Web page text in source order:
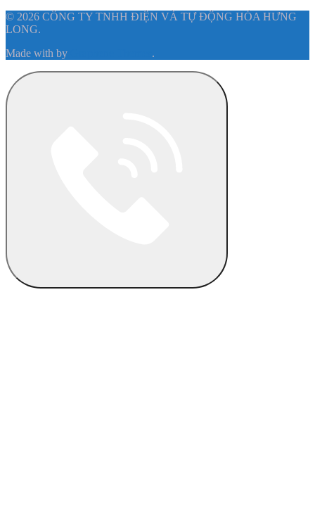
© 2026 CÔNG TY TNHH ĐIỆN VÀ TỰ ĐỘNG HÓA HƯNG
LONG.
Made with by .